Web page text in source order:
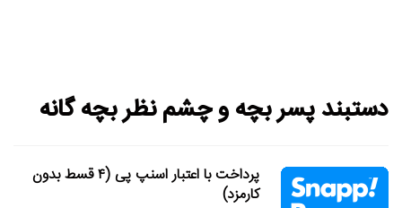
دستبند پسر بچه و چشم نظر بچه گانه
پرداخت با اعتبار اسنپ پی (۴ قسط بدون
کارمزد)